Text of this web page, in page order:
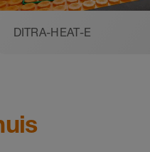
DITRA-HEAT-E